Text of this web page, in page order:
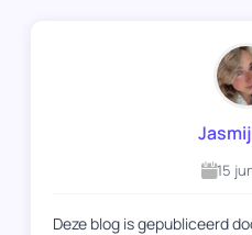
15
Deze blog is gepubliceerd